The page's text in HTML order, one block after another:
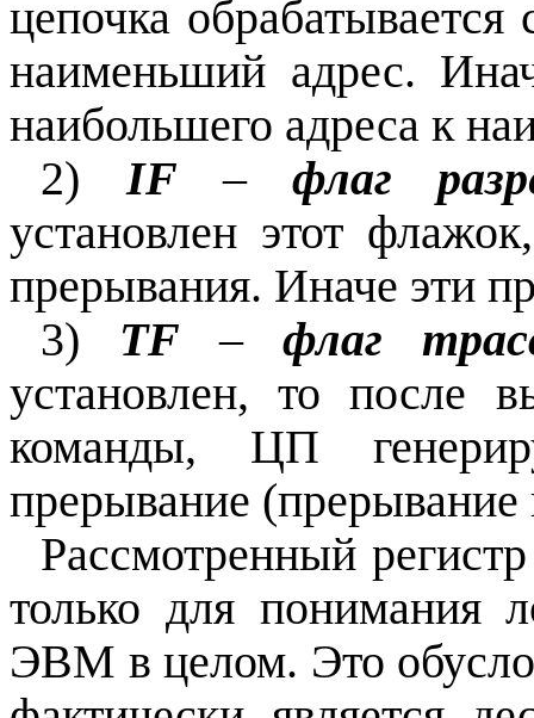
цепочка
наименьший адрес.
наибольшего адреса к
2) IF – флаг
установлен этот
прерывания. Иначе эти
3) TF – флаг
установлен, то после
команды, ЦП
прерывание
Рассмотренный
только для понимания
ЭВМ в целом. Это